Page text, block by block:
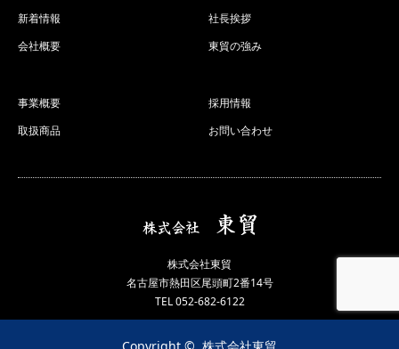
新着情報
会社概要
社長挨拶
東貿の強み
事業概要
取扱商品
採用情報
お問い合わせ
株式会社東貿
名古屋市熱田区尾頭町2番14号
TEL 052-682-6122
Copyright © 株式会社東貿